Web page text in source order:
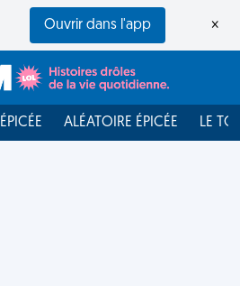
Ouvrir dans l'app ×
ÉPICÉE ALÉATOIRE ÉPICÉE LE